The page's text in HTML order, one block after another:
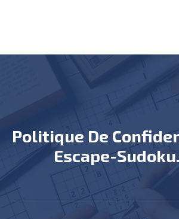
Politique De Confidentialité De
Escape-